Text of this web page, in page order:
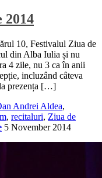
2014
10, Festivalul Ziua de
din Alba Iulia și nu
4 zile, nu 3 ca în anii
incluzând câteva
la prezența […]
Andrei Aldea,
, recitaluri, Ziua de
5 November 2014